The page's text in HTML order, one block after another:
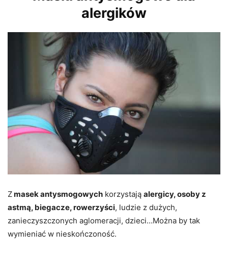
alergików
Zmasek antysmogowych korzystają alergicy, osoby z
astmą, biegacze, rowerzyści, ludzie z dużych,
zanieczyszczonych aglomeracji, dzieci…Można by tak
wymieniać w nieskończoność.